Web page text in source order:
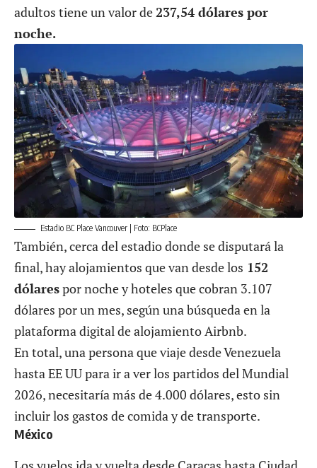
adultos tiene un valor de237,54 dólares por
noche.
Estadio BC Place Vancouver | Foto: BCPlace
También, cerca del estadio donde se disputará la
final, hay alojamientos que van desde los 152
dólarespor noche y hoteles que cobran 3.107
dólares por un mes, según una búsqueda en la
plataforma digital de alojamiento Airbnb.
En total, una persona que viaje desde Venezuela
hasta EE UU para ir a ver los partidos del Mundial
2026, necesitaría más de 4.000 dólares, esto sin
incluir los gastos de comida y de transporte.
México